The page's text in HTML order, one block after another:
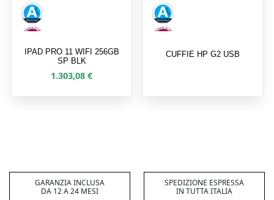
IPAD PRO 11 WIFI 256GB
SP BLK
1.303,08 €
CUFFIE HP G2 USB
GARANZIA INCLUSA
DA 12 A 24 MESI
SPEDIZIONE ESPRESSA
IN TUTTA ITALIA